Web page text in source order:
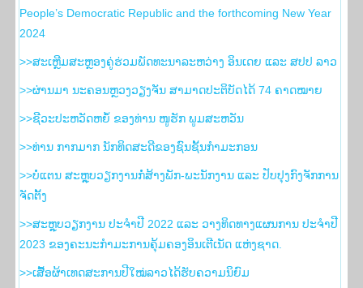
People’s Democratic Republic and the forthcoming New Year
2024
>>ສະເຫຼີມສະຫຼອງຄູ່ຮ່ວມພັດທະນາລະຫວ່າງ ອິນເດຍ ແລະ ສປປ ລາວ
>>ຜ່ານມາ ນະຄອນຫຼວງວຽງຈັນ ສາມາດປະຕິບັດໄດ້ 74 ຄາດໝາຍ
>>ຊີວະປະຫວັດຫຍໍ້ ຂອງທ່ານ ໜູຮັກ ພູມສະຫວັນ
>>ທ່ານ ກາກມາກ ນັກທິດສະດີຂອງຊົນຊັ້ນກຳມະກອນ
>>ບໍ່ແຕນ ສະຫຼຸບວຽກງານກໍ່ສ້າງພັກ-ພະນັກງານ ແລະ ປັບປຸງກົງຈັກການ
ຈັດຕັ້ງ
>>ສະຫຼຸບວຽກງານ ປະຈໍາປີ 2022 ແລະ ວາງທິດທາງແຜນການ ປະຈໍາປີ
2023 ຂອງຄະນະກໍາມະການຄຸ້ມຄອງອິນເຕີເນັດ ແຫ່ງຊາດ.
>>ເສື້ອຜ້າເທດສະການປີໃໝ່ລາວໄດ້ຮັບຄວາມນິຍົມ